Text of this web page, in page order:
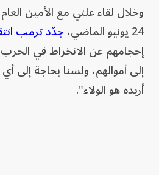
وخلال لقاء علني مع الأمين
24 يونيو الماضي،
جدّد ترمب
إحجامهم عن الانخراط في
إلى أموالهم، ولسنا بحاجة
أريده هو الولاء".